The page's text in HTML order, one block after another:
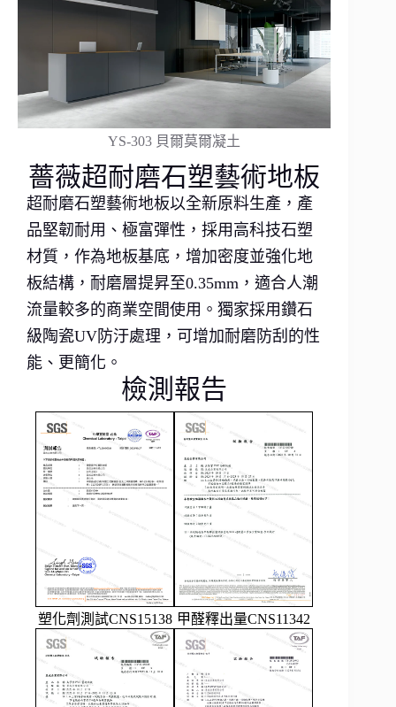
YS-303 貝爾莫爾凝土
薔薇超耐磨石塑藝術地板
超耐磨石塑藝術地板以全新原料生產，產
品堅韌耐用、極富彈性，採用高科技石塑
材質，作為地板基底，增加密度並強化地
板結構，耐磨層提昇至0.35mm，適合人潮
流量較多的商業空間使用。獨家採用鑽石
級陶瓷UV防汙處理，可增加耐磨防刮的性
能、更簡化。
檢測報告
塑化劑測試CNS15138 甲醛釋出量CNS11342